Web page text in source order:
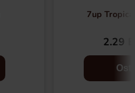
7up
2.29